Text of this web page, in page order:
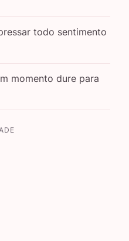
todo sentimento
momento dure para